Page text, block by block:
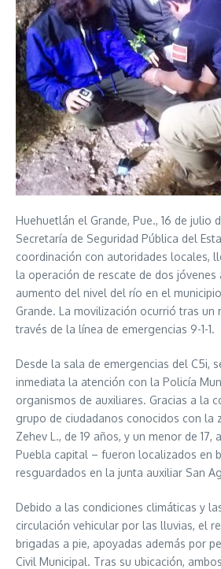
Huehuetlán el Grande, Pue., 16 de
Secretaría de Seguridad Pública del
coordinación con autoridades locales,
la operación de rescate de dos jóvenes
aumento del nivel del río en el
Grande. La movilización ocurrió tras un
través de la línea de emergencias 9-1-1.
Desde la sala de emergencias del C5i,
inmediata la atención con la Policía
organismos de auxiliares. Gracias a la
grupo de ciudadanos conocidos con la
Zehev L., de 19 años, y un menor de 17,
Puebla capital – fueron localizados en
resguardados en la junta auxiliar San
Debido a las condiciones climáticas y
circulación vehicular por las lluvias, el
brigadas a pie, apoyadas además por
Civil Municipal. Tras su ubicación,